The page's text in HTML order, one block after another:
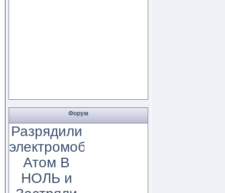
Форум
Разрядили
электромобиль
Атом В
НОЛЬ и